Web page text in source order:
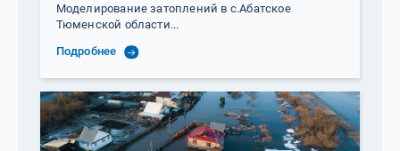
Моделирование затоплений в с.Абатское
Тюменской области...
Подробнее